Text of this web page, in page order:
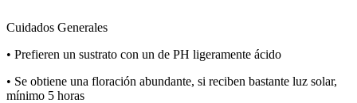
Cuidados Generales
• Prefieren un sustrato con un de PH ligeramente ácido
• Se obtiene una floración abundante, si reciben bastante luz solar,
mínimo 5 horas